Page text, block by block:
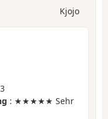
Kjojo
: ★★★★★ Sehr